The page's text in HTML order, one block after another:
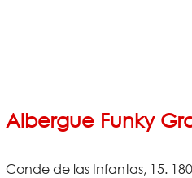
Albergue Funky
Conde de las Infantas, 15.